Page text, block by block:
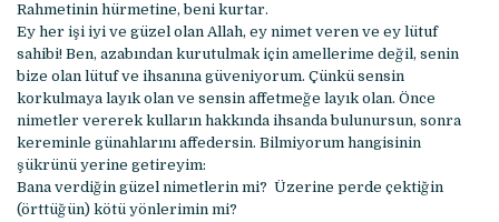
Rahmetinin hürmetine, beni kurtar.
Ey her işi iyi ve güzel olan Allah, ey nimet veren ve ey lütuf
sahibi! Ben, azabından kurutulmak için amellerime değil, senin
bize olan lütuf ve ihsanına güveniyorum. Çünkü sensin
korkulmaya layık olan ve sensin affetmeğe layık olan. Önce
nimetler vererek kulların hakkında ihsanda bulunursun, sonra
kereminle günahlarını affedersin. Bilmiyorum hangisinin
şükrünü yerine getireyim:
Bana verdiğin güzel nimetlerin mi? Üzerine perde çektiğin
(örttüğün) kötü yönlerimin mi?